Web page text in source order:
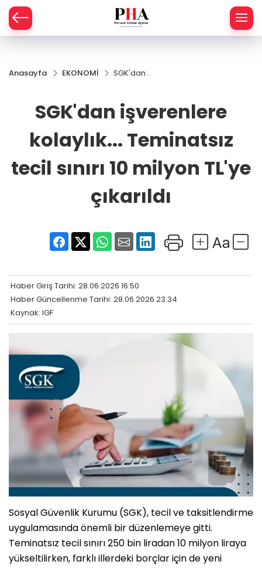
Anasayfa EKONOMİ
SGK'dan
Teminatsız
tecil sınırı 10
milyon
TL'ye
SGK'dan işverenlere
kolaylık... Teminatsız
tecil sınırı 10 milyon TL'ye
çıkarıldı
Haber Giriş Tarihi: 28.06.2026 16:50
Haber Güncellenme Tarihi: 28.06.2026 23:34
Kaynak: IGF
Sosyal Güvenlik Kurumu (SGK), tecil ve taksitlendirme
uygulamasında önemli bir düzenlemeye gitti.
Teminatsız tecil sınırı 250 bin liradan 10 milyon liraya
yükseltilirken, farklı illerdeki borçlar için de yeni